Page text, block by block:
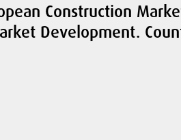
Construction
Development.